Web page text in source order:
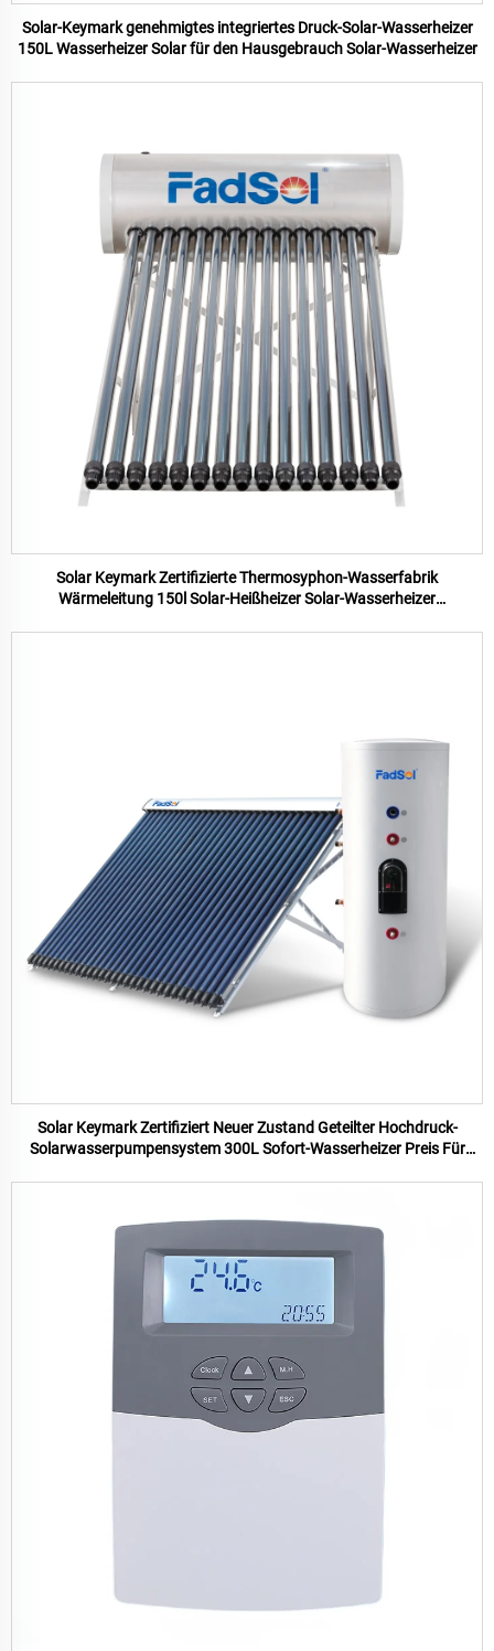
Solar-Keymark genehmigtes integriertes Druck-Solar-Wasserheizer
150L Wasserheizer Solar für den Hausgebrauch Solar-Wasserheizer
Solar Keymark Zertifizierte Thermosyphon-Wasserfabrik
Wärmeleitung 150l Solar-Heißheizer Solar-Wasserheizer
Solar Keymark Zertifiziert Neuer Zustand Geteilter Hochdruck-
Solarwasserpumpensystem 300L Sofort-Wasserheizer Preis Für